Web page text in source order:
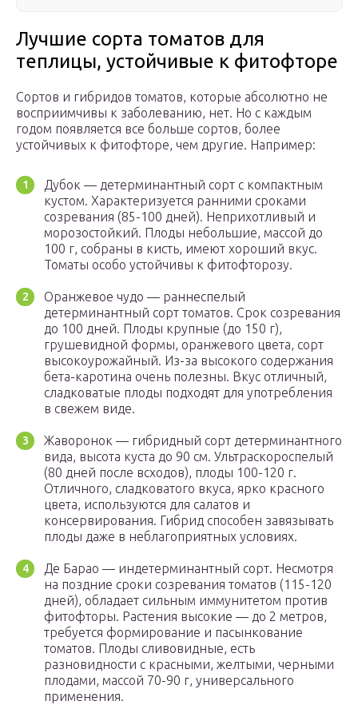
Лучшие сорта томатов для
теплицы, устойчивые к фитофторе
Сортов и гибридов томатов, которые абсолютно не
восприимчивы к заболеванию, нет. Но с каждым
годом появляется все больше сортов, более
устойчивых к фитофторе, чем другие. Например:
Дубок — детерминантный сорт с компактным
кустом. Характеризуется ранними сроками
созревания (85-100 дней). Неприхотливый и
морозостойкий. Плоды небольшие, массой до
100 г, собраны в кисть, имеют хороший вкус.
Томаты особо устойчивы к фитофторозу.
Оранжевое чудо — раннеспелый
детерминантный сорт томатов. Срок созревания
до 100 дней. Плоды крупные (до 150 г),
грушевидной формы, оранжевого цвета, сорт
высокоурожайный. Из-за высокого содержания
бета-каротина очень полезны. Вкус отличный,
сладковатые плоды подходят для употребления
в свежем виде.
Жаворонок — гибридный сорт детерминантного
вида, высота куста до 90 см. Ультраскороспелый
(80 дней после всходов), плоды 100-120 г.
Отличного, сладковатого вкуса, ярко красного
цвета, используются для салатов и
консервирования. Гибрид способен завязывать
плоды даже в неблагоприятных условиях.
Де Барао — индетерминантный сорт. Несмотря
на поздние сроки созревания томатов (115-120
дней), обладает сильным иммунитетом против
фитофторы. Растения высокие — до 2 метров,
требуется формирование и пасынкование
томатов. Плоды сливовидные, есть
разновидности с красными, желтыми, черными
плодами, массой 70-90 г, универсального
применения.